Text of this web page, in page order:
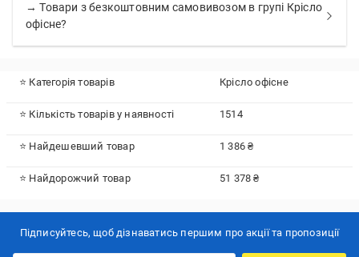
→ Товари з безкоштовним самовивозом в групі Крісло
офісне?
⭐ Категорія товарів Крісло офісне
⭐ Кількість товарів у наявності 1514
⭐ Найдешевший товар 1 386 ₴
⭐ Найдорожчий товар 51 378 ₴
Підписуйтесь, щоб дізнаватись першим про акції та пропозиції